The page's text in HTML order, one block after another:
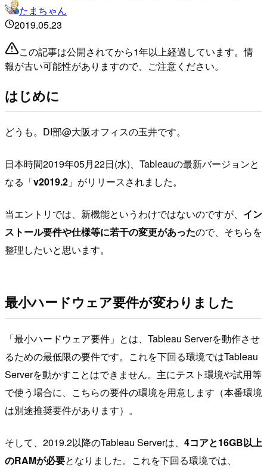
たまちゃん
2019.05.23
この記事は公開されてから1年以上経過しています。情
報が古い可能性がありますので、ご注意ください。
はじめに
どうも。DI部@大阪オフィスの玉井です。
日本時間2019年05月22日(水)、Tableauの最新バージョンと
なる「v2019.2 」がリリースされました。
当エントリでは、新機能というわけではないのですが、 イン
ストール要件や仕様等に若干の変更があったので、そちらを
整理したいと思います。
最小ハードウェア要件が変わりました
「最小ハードウェア要件」とは、Tableau Serverを動作させ
るための最低限の要件です。これを下回る環境ではTableau
Serverを動かすことはできません。主にテスト環境や試用等
で使う場合に、こちらの要件の環境を用意します（本番環境
は別途推奨要件があります）。
そして、2019.2以降のTableau Serverは、 4コアと16GB以上
のRAMが必要となりました。これを下回る環境では、